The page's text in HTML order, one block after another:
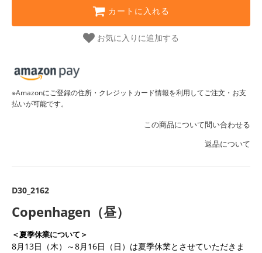
カートに入れる
お気に入りに追加する
※Amazonにご登録の住所・クレジットカード情報を利用してご注文・お支
払いが可能です。
この商品について問い合わせる
返品について
D30_2162
Copenhagen（昼）
＜夏季休業について＞
8月13日（木）～8月16日（日）は夏季休業とさせていただきま